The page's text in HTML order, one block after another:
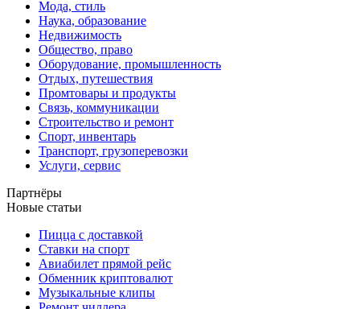
Мода, стиль
Наука, образование
Недвижимость
Общество, право
Оборудование, промышленность
Отдых, путешествия
Промтовары и продукты
Связь, коммуникации
Строительство и ремонт
Спорт, инвентарь
Транспорт, грузоперевозки
Услуги, сервис
Партнёры
Новые статьи
Пицца с доставкой
Ставки на спорт
Авиабилет прямой рейс
Обменник криптовалют
Музыкальные клипы